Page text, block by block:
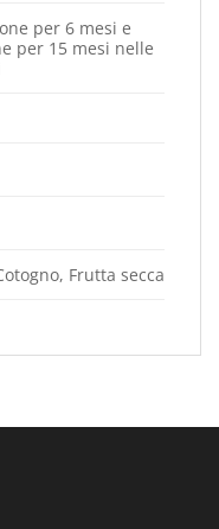
per 6 mesi e
per 15 mesi nelle
Frutta secca